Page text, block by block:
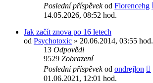
Poslední příspěvekod Florencehg
14.05.2026, 08:52 hod.
Jak začít znova po 16 letech
od Psychotoxic » 20.06.2014, 03:55 hod.
13 Odpovědi
9529 Zobrazení
Poslední příspěvekod ondrejlon
01.06.2021, 12:01 hod.